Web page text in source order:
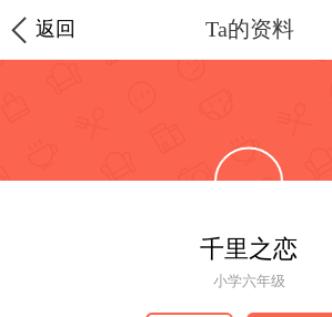
返回 Ta的资料
千里之恋
小学六年级